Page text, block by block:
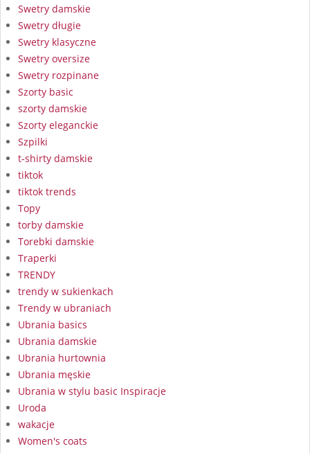
Swetry damskie
Swetry długie
Swetry klasyczne
Swetry oversize
Swetry rozpinane
Szorty basic
szorty damskie
Szorty eleganckie
Szpilki
t-shirty damskie
tiktok
tiktok trends
Topy
torby damskie
Torebki damskie
Traperki
TRENDY
trendy w sukienkach
Trendy w ubraniach
Ubrania basics
Ubrania damskie
Ubrania hurtownia
Ubrania męskie
Ubrania w stylu basic Inspiracje
Uroda
wakacje
Women's coats